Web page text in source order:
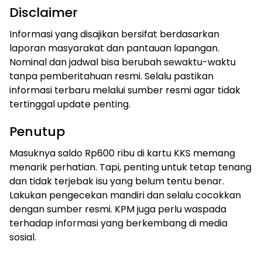
Disclaimer
Informasi yang disajikan bersifat berdasarkan
laporan masyarakat dan pantauan lapangan.
Nominal dan jadwal bisa berubah sewaktu-waktu
tanpa pemberitahuan resmi. Selalu pastikan
informasi terbaru melalui sumber resmi agar tidak
tertinggal update penting.
Penutup
Masuknya saldo Rp600 ribu di kartu KKS memang
menarik perhatian. Tapi, penting untuk tetap tenang
dan tidak terjebak isu yang belum tentu benar.
Lakukan pengecekan mandiri dan selalu cocokkan
dengan sumber resmi. KPM juga perlu waspada
terhadap informasi yang berkembang di media
sosial.